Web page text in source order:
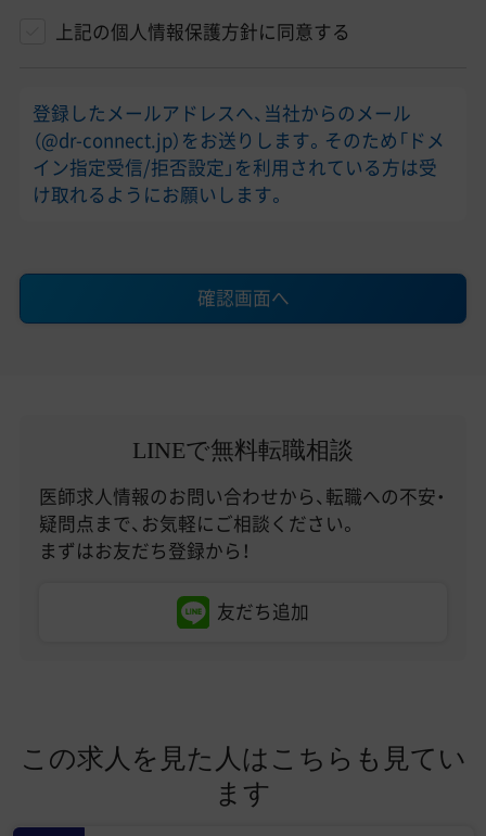
上記の個人情報保護方針に同意する
登録したメールアドレスへ、当社からのメール
（@dr-connect.jp）をお送りします。そのため「ドメ
イン指定受信/拒否設定」を利用されている方は受
け取れるようにお願いします。
確認画面へ
LINEで無料転職相談
医師求人情報のお問い合わせから、転職への不安・
疑問点まで、お気軽にご相談ください。
まずはお友だち登録から！
友だち追加
この求人を見た人はこちらも見てい
ます